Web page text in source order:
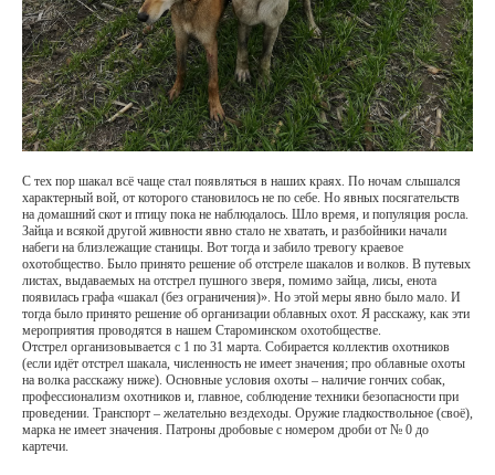
С тех пор шакал всё чаще стал появляться в наших краях. По ночам слышался
характерный вой, от которого становилось не по себе. Но явных посягательств
на домашний скот и птицу пока не наблюдалось. Шло время, и популяция росла.
Зайца и всякой другой живности явно стало не хватать, и разбойники начали
набеги на близлежащие станицы. Вот тогда и забило тревогу краевое
охотобщество. Было принято решение об отстреле шакалов и волков. В путевых
листах, выдаваемых на отстрел пушного зверя, помимо зайца, лисы, енота
появилась графа «шакал (без ограничения)». Но этой меры явно было мало. И
тогда было принято решение об организации облавных охот. Я расскажу, как эти
мероприятия проводятся в нашем Староминском охотобществе.
Отстрел организовывается с 1 по 31 марта. Собирается коллектив охотников
(если идёт отстрел шакала, численность не имеет значения; про облавные охоты
на волка расскажу ниже). Основные условия охоты – наличие гончих собак,
профессионализм охотников и, главное, соблюдение техники безопасности при
проведении. Транспорт – желательно вездеходы. Оружие гладкоствольное (своё),
марка не имеет значения. Патроны дробовые с номером дроби от № 0 до
картечи.